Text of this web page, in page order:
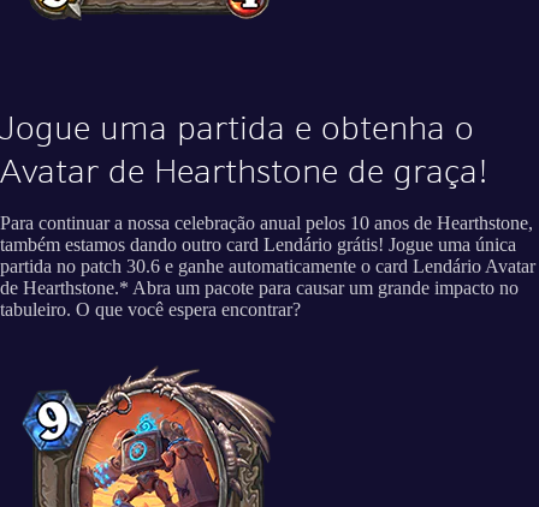
Jogue uma partida e obtenha o
Avatar de Hearthstone de graça!
Para continuar a nossa celebração anual pelos 10 anos de Hearthstone,
também estamos dando outro card Lendário grátis! Jogue uma única
partida no patch 30.6 e ganhe automaticamente o card Lendário Avatar
de Hearthstone.* Abra um pacote para causar um grande impacto no
tabuleiro. O que você espera encontrar?